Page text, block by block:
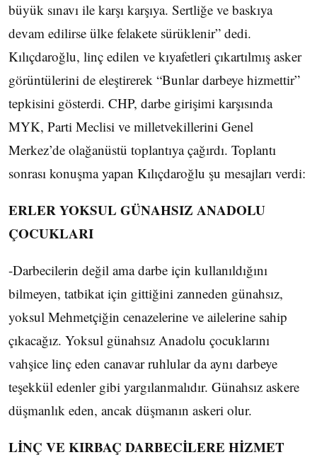
büyük sınavı ile karşı karşıya. Sertliğe ve baskıya
devam edilirse ülke felakete sürüklenir” dedi.
Kılıçdaroğlu, linç edilen ve kıyafetleri çıkartılmış asker
görüntülerini de eleştirerek “Bunlar darbeye hizmettir”
tepkisini gösterdi. CHP, darbe girişimi karşısında
MYK, Parti Meclisi ve milletvekillerini Genel
Merkez’de olağanüstü toplantıya çağırdı. Toplantı
sonrası konuşma yapan Kılıçdaroğlu şu mesajları verdi:
ERLER YOKSUL GÜNAHSIZ ANADOLU
ÇOCUKLARI
-Darbecilerin değil ama darbe için kullanıldığını
bilmeyen, tatbikat için gittiğini zanneden günahsız,
yoksul Mehmetçiğin cenazelerine ve ailelerine sahip
çıkacağız. Yoksul günahsız Anadolu çocuklarını
vahşice linç eden canavar ruhlular da aynı darbeye
teşekkül edenler gibi yargılanmalıdır. Günahsız askere
düşmanlık eden, ancak düşmanın askeri olur.
LİNÇ VE KIRBAÇ DARBECİLERE HİZMET